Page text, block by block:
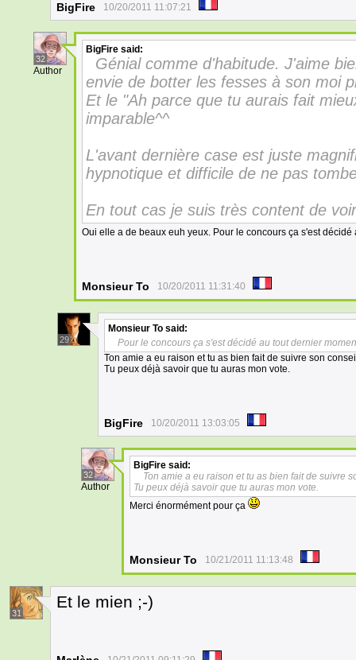
BigFire 10/20/2011 11:07:21
32
Author
BigFire said:
Génial comme d'habitude. J'aime
envie de botter les fesses à son moi
Et le "Ah parce que tu aurais fait
imparable^^
L'avant dernière case est juste
hypnotique et difficile de ne pas
En tout cas je suis très content de
Oui elle a de beaux euh yeux. Pour le concours ça s'est
Monsieur To 10/20/2011 11:31:40
29
Monsieur To said:
Pour le concours ça s'est décidé au tout dernier
Ton amie a eu raison et tu as bien fait de suivre son
Tu peux déjà savoir que tu auras mon vote.
BigFire 10/20/2011 13:03:05
32
Author
BigFire said:
Ton amie a eu raison et tu as bien fait de suivre
Tu peux déjà savoir que tu auras mon vote.
Merci énormément pour ça
Monsieur To 10/21/2011 11:13:48
31
Et le mien ;-)